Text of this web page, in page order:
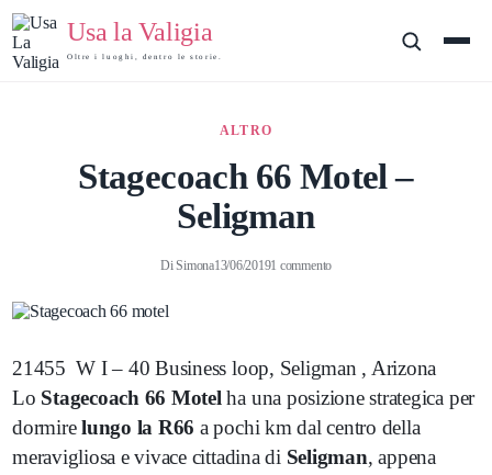
Usa la Valigia
Oltre i luoghi, dentro le storie.
ALTRO
Stagecoach 66 Motel –
Seligman
DiSimona13/06/20191 commento
21455 W I – 40 Business loop, Seligman , Arizona
Lo Stagecoach 66 Motelha una posizione strategica per
dormirelungo la R66 a pochi km dal centro della
meravigliosa e vivace cittadina di Seligman, appena